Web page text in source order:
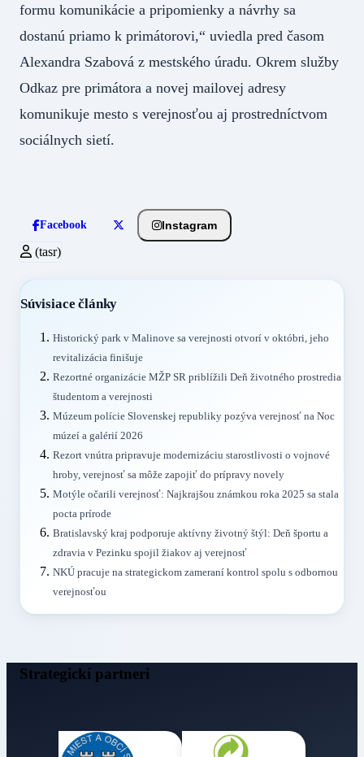
formu komunikácie a pripomienky a návrhy sa
dostanú priamo k primátorovi,“ uviedla pred časom
Alexandra Szabová z mestského úradu. Okrem služby
Odkaz pre primátora a novej mailovej adresy
komunikuje mesto s verejnosťou aj prostredníctvom
sociálnych sietí.
Facebook Instagram
(tasr)
Súvisiace články
Historický park v Malinove sa verejnosti otvorí v októbri, jeho
revitalizácia finišuje
Rezortné organizácie MŽP SR priblížili Deň životného prostredia
študentom a verejnosti
Múzeum polície Slovenskej republiky pozýva verejnosť na Noc
múzeí a galérií 2026
Rezort vnútra pripravuje modernizáciu starostlivosti o vojnové
hroby, verejnosť sa môže zapojiť do prípravy novely
Motýle očarili verejnosť: Najkrajšou známkou roka 2025 sa stala
pocta prírode
Bratislavský kraj podporuje aktívny životný štýl: Deň športu a
zdravia v Pezinku spojil žiakov aj verejnosť
NKÚ pracuje na strategickom zameraní kontrol spolu s odbornou
verejnosťou
Strategickí partneri